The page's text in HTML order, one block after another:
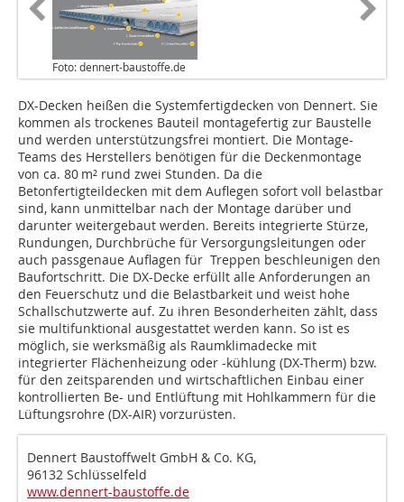
Foto: dennert-baustoffe.de
DX-Decken heißen die Systemfertigdecken von Dennert. Sie
kommen als trockenes Bauteil montagefertig zur Baustelle
und werden unterstützungsfrei montiert. Die Montage-
Teams des Herstellers benötigen für die Deckenmontage
von ca. 80 m² rund zwei Stunden. Da die
Betonfertigteildecken mit dem Auflegen sofort voll belastbar
sind, kann unmittelbar nach der Montage darüber und
darunter weitergebaut werden. Bereits integrierte Stürze,
Rundungen, Durchbrüche für Versorgungsleitungen oder
auch passgenaue Auflagen für Treppen beschleunigen den
Baufortschritt. Die DX-Decke erfüllt alle Anforderungen an
den Feuerschutz und die Belastbarkeit und weist hohe
Schallschutzwerte auf. Zu ihren Besonderheiten zählt, dass
sie multifunktional ausgestattet werden kann. So ist es
möglich, sie werksmäßig als Raumklimadecke mit
integrierter Flächenheizung oder -kühlung (DX-Therm) bzw.
für den zeitsparenden und wirtschaftlichen Einbau einer
kontrollierten Be- und Entlüftung mit Hohlkammern für die
Lüftungsrohre (DX-AIR) vorzurüsten.
Dennert Baustoffwelt GmbH & Co. KG,
96132 Schlüsselfeld
www.dennert-baustoffe.de